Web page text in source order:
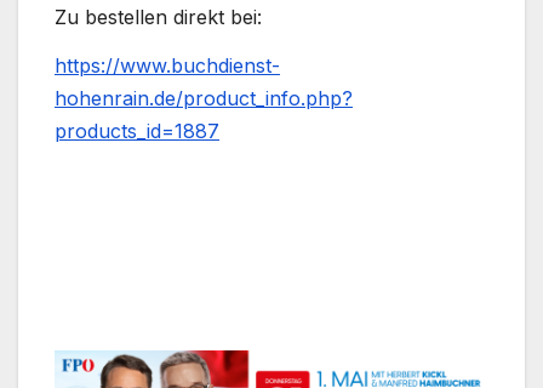
Zu bestellen direkt bei:
https://www.buchdienst-
hohenrain.de/product_info.php?
products_id=1887